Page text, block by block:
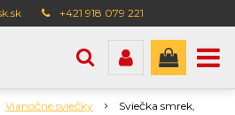
+421 918 079 221
Vianočné sviečky
Sviečka smrek,